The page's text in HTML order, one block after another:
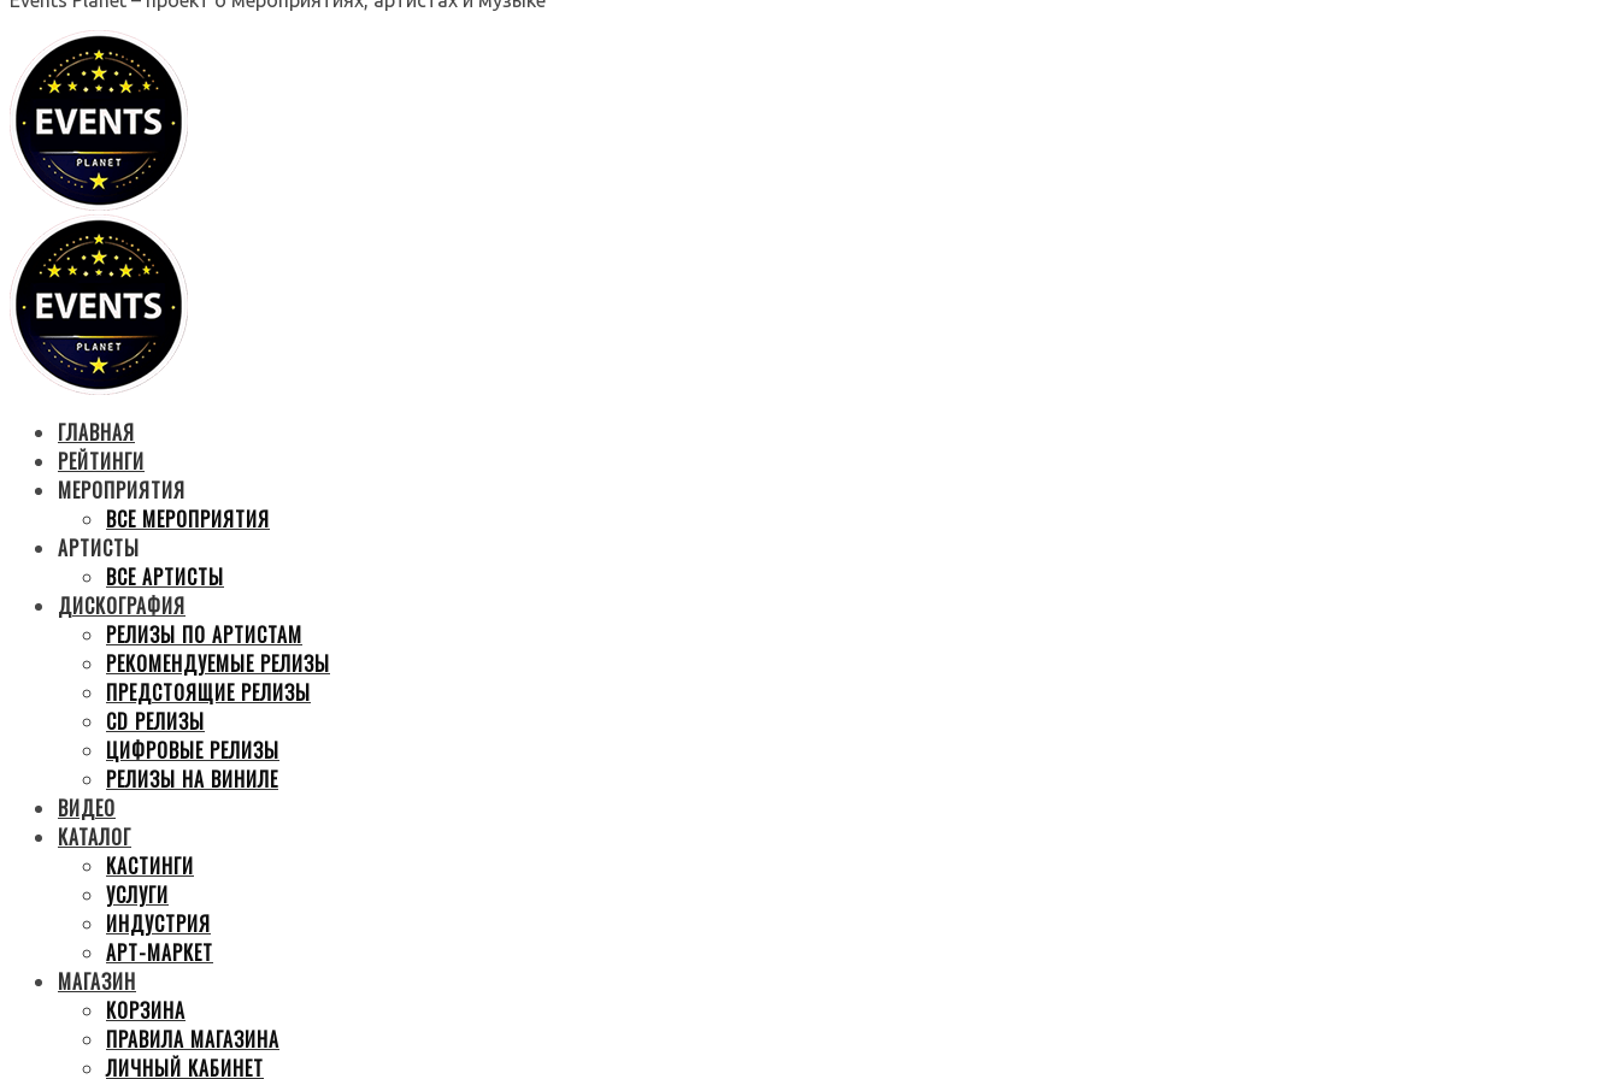
ГЛАВНАЯ
РЕЙТИНГИ
МЕРОПРИЯТИЯ
ВСЕ МЕРОПРИЯТИЯ
АРТИСТЫ
ВСЕ АРТИСТЫ
ДИСКОГРАФИЯ
РЕЛИЗЫ ПО АРТИСТАМ
РЕКОМЕНДУЕМЫЕ РЕЛИЗЫ
ПРЕДСТОЯЩИЕ РЕЛИЗЫ
CD РЕЛИЗЫ
ЦИФРОВЫЕ РЕЛИЗЫ
РЕЛИЗЫ НА ВИНИЛЕ
ВИДЕО
КАТАЛОГ
КАСТИНГИ
УСЛУГИ
ИНДУСТРИЯ
АРТ-МАРКЕТ
МАГАЗИН
КОРЗИНА
ПРАВИЛА МАГАЗИНА
ЛИЧНЫЙ КАБИНЕТ